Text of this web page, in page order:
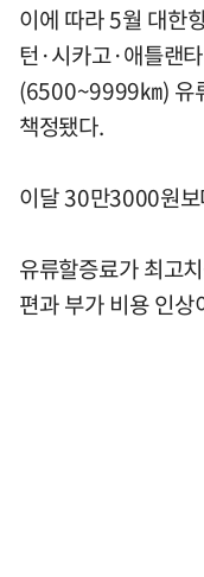
이에 따라 5월 대한
턴·시카고·애틀랜
(6500~9999㎞) 유
책정됐다.
이달 30만3000원
유류할증료가 최고
편과 부가 비용 인